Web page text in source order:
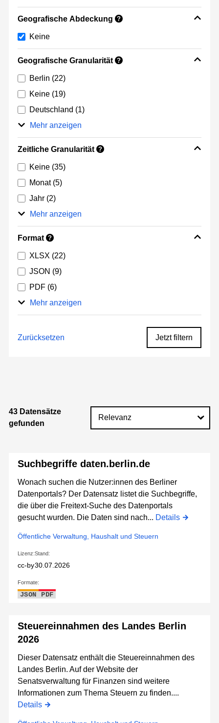
Geografische Abdeckung ?
Keine
Geografische Granularität ?
Berlin (22)
Keine (19)
Deutschland (1)
Mehr anzeigen
Zeitliche Granularität ?
Keine (35)
Monat (5)
Jahr (2)
Mehr anzeigen
Format ?
XLSX (22)
JSON (9)
PDF (6)
Mehr anzeigen
Zurücksetzen Jetzt filtern
43 Datensätze
gefunden
Suchbegriffe daten.berlin.de
Wonach suchen die Nutzer:innen des Berliner
Datenportals? Der Datensatz listet die Suchbegriffe,
die über die Freitext-Suche des Datenportals
gesucht wurden. Die Daten sind nach... Details
Öffentliche Verwaltung, Haushalt und Steuern
Lizenz:
cc-by
Stand:
30.07.2026
Formate:
JSON PDF
Steuereinnahmen des Landes Berlin
2026
Dieser Datensatz enthält die Steuereinnahmen des
Landes Berlin. Auf der Website der
Senatsverwaltung für Finanzen sind weitere
Informationen zum Thema Steuern zu finden....
Details